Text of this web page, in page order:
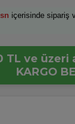
içerisinde sipariş
TL ve üzeri
KARGO